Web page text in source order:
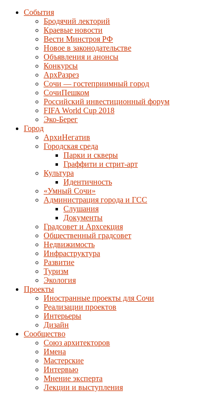
События
Бродячий лекторий
Краевые новости
Вести Минстроя РФ
Новое в законодательстве
Объявления и анонсы
Конкурсы
АрхРазрез
Сочи — гостеприимный город
СочиПешком
Российский инвестиционный форум
FIFA World Cup 2018
Эко-Берег
Город
АрхиНегатив
Городская среда
Парки и скверы
Граффити и стрит-арт
Культура
Идентичность
«Умный Сочи»
Администрация города и ГСС
Слушания
Документы
Градсовет и Архсекция
Общественный градсовет
Недвижимость
Инфраструктура
Развитие
Туризм
Экология
Проекты
Иностранные проекты для Сочи
Реализации проектов
Интерьеры
Дизайн
Сообщество
Союз архитекторов
Имена
Мастерские
Интервью
Мнение эксперта
Лекции и выступления